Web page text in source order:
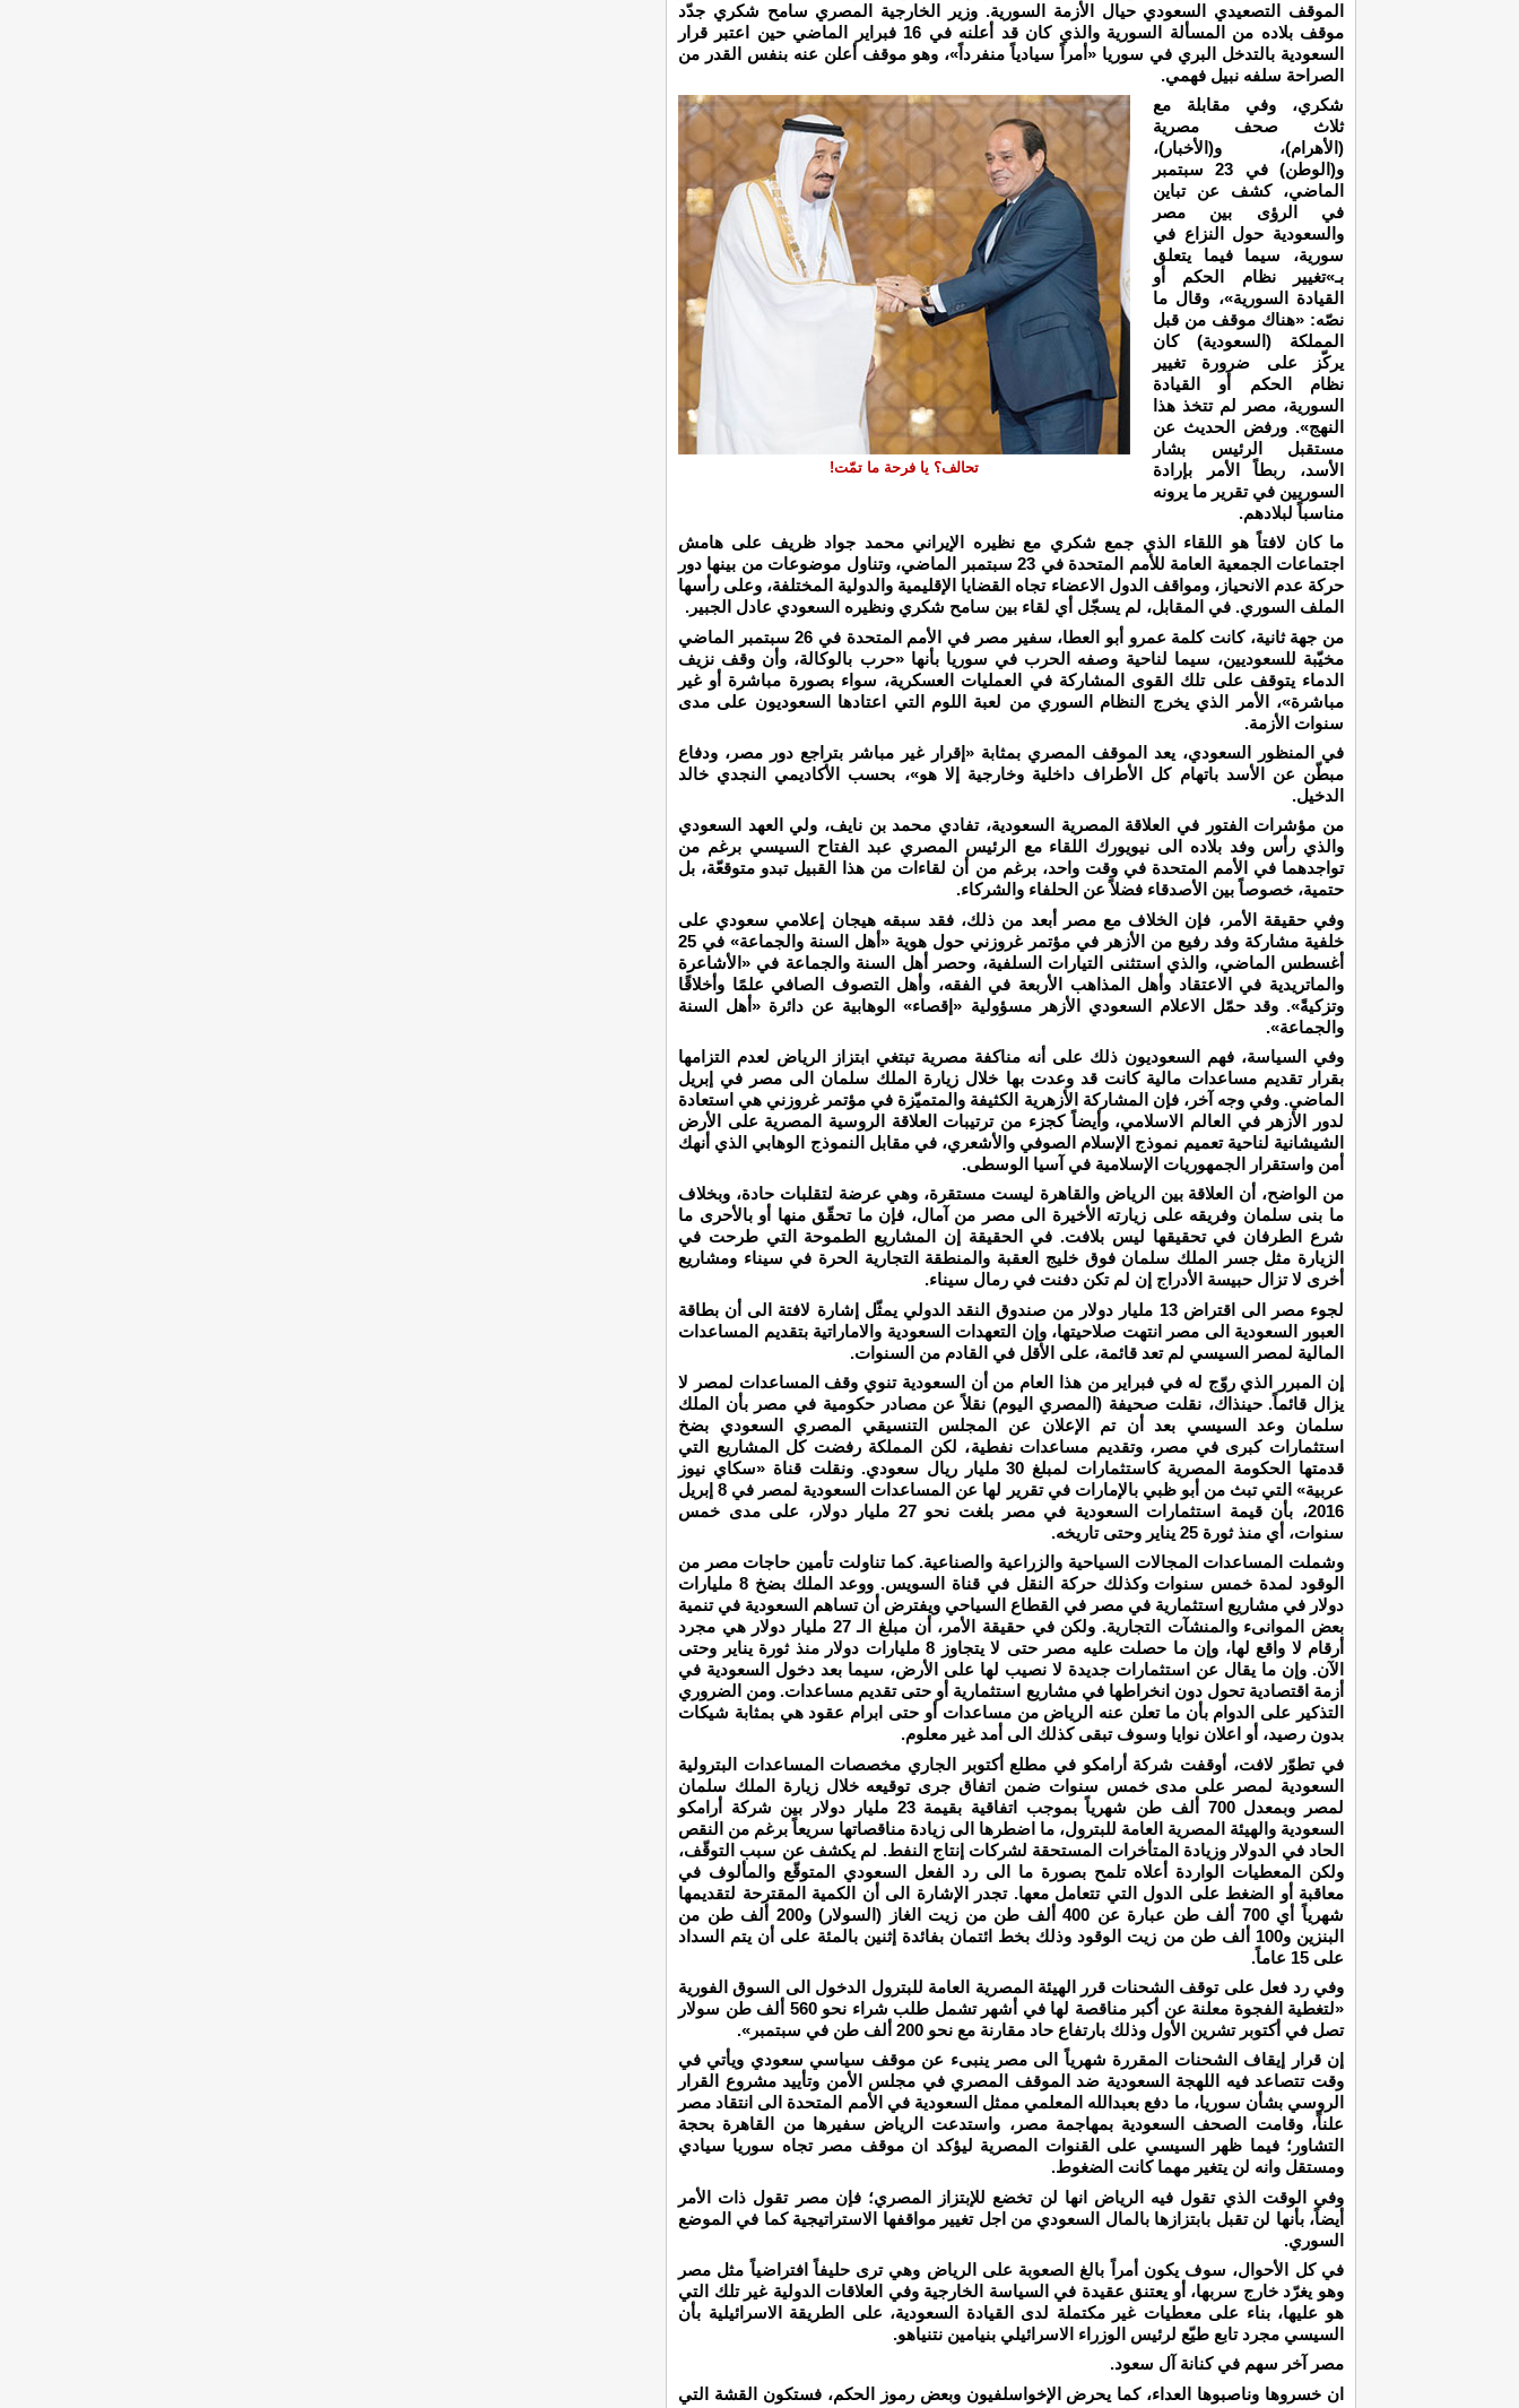
الموقف التصعيدي السعودي حيال الأزمة السورية. وزير الخارجية المصري سامح شكري جدّد
موقف بلاده من المسألة السورية والذي كان قد أعلنه في 16 فبراير الماضي حين اعتبر قرار
السعودية بالتدخل البري في سوريا «أمراً سيادياً منفرداً»، وهو موقف أعلن عنه بنفس القدر من
الصراحة سلفه نبيل فهمي.
تحالف؟ يا فرحة ما تمّت!
شكري، وفي مقابلة مع
ثلاث صحف مصرية
(الأهرام)، و(الأخبار)،
و(الوطن) في 23 سبتمبر
الماضي، كشف عن تباين
في الرؤى بين مصر
والسعودية حول النزاع في
سورية، سيما فيما يتعلق
بـ»تغيير نظام الحكم أو
القيادة السورية»، وقال ما
نصّه: «هناك موقف من قبل
المملكة (السعودية) كان
يركّز على ضرورة تغيير
نظام الحكم أو القيادة
السورية، مصر لم تتخذ هذا
النهج». ورفض الحديث عن
مستقبل الرئيس بشار
الأسد، ربطاً الأمر بإرادة
السوريين في تقرير ما يرونه
مناسباً لبلادهم.
ما كان لافتاً هو اللقاء الذي جمع شكري مع نظيره الإيراني محمد جواد ظريف على هامش
اجتماعات الجمعية العامة للأمم المتحدة في 23 سبتمبر الماضي، وتناول موضوعات من بينها دور
حركة عدم الانحياز، ومواقف الدول الاعضاء تجاه القضايا الإقليمية والدولية المختلفة، وعلى رأسها
الملف السوري. في المقابل، لم يسجّل أي لقاء بين سامح شكري ونظيره السعودي عادل الجبير.
من جهة ثانية، كانت كلمة عمرو أبو العطا، سفير مصر في الأمم المتحدة في 26 سبتمبر الماضي
مخيّبة للسعوديين، سيما لناحية وصفه الحرب في سوريا بأنها «حرب بالوكالة، وأن وقف نزيف
الدماء يتوقف على تلك القوى المشاركة في العمليات العسكرية، سواء بصورة مباشرة أو غير
مباشرة»، الأمر الذي يخرج النظام السوري من لعبة اللوم التي اعتادها السعوديون على مدى
سنوات الأزمة.
في المنظور السعودي، يعد الموقف المصري بمثابة «إقرار غير مباشر بتراجع دور مصر، ودفاع
مبطّن عن الأسد باتهام كل الأطراف داخلية وخارجية إلا هو»، بحسب الأكاديمي النجدي خالد
الدخيل.
من مؤشرات الفتور في العلاقة المصرية السعودية، تفادي محمد بن نايف، ولي العهد السعودي
والذي رأس وفد بلاده الى نيويورك اللقاء مع الرئيس المصري عبد الفتاح السيسي برغم من
تواجدهما في الأمم المتحدة في وقت واحد، برغم من أن لقاءات من هذا القبيل تبدو متوقعّة، بل
حتمية، خصوصاً بين الأصدقاء فضلاً عن الحلفاء والشركاء.
وفي حقيقة الأمر، فإن الخلاف مع مصر أبعد من ذلك، فقد سبقه هيجان إعلامي سعودي على
خلفية مشاركة وفد رفيع من الأزهر في مؤتمر غروزني حول هوية «أهل السنة والجماعة» في 25
أغسطس الماضي، والذي استثنى التيارات السلفية، وحصر أهل السنة والجماعة في «الأشاعرة
والماتريدية في الاعتقاد وأهل المذاهب الأربعة في الفقه، وأهل التصوف الصافي علمًا وأخلاقًا
وتزكيةً». وقد حمّل الاعلام السعودي الأزهر مسؤولية «إقصاء» الوهابية عن دائرة «أهل السنة
والجماعة».
وفي السياسة، فهم السعوديون ذلك على أنه مناكفة مصرية تبتغي ابتزاز الرياض لعدم التزامها
بقرار تقديم مساعدات مالية كانت قد وعدت بها خلال زيارة الملك سلمان الى مصر في إبريل
الماضي. وفي وجه آخر، فإن المشاركة الأزهرية الكثيفة والمتميّزة في مؤتمر غروزني هي استعادة
لدور الأزهر في العالم الاسلامي، وأيضاً كجزء من ترتيبات العلاقة الروسية المصرية على الأرض
الشيشانية لناحية تعميم نموذج الإسلام الصوفي والأشعري، في مقابل النموذج الوهابي الذي أنهك
أمن واستقرار الجمهوريات الإسلامية في آسيا الوسطى.
من الواضح، أن العلاقة بين الرياض والقاهرة ليست مستقرة، وهي عرضة لتقلبات حادة، وبخلاف
ما بنى سلمان وفريقه على زيارته الأخيرة الى مصر من آمال، فإن ما تحقّق منها أو بالأحرى ما
شرع الطرفان في تحقيقها ليس بلافت. في الحقيقة إن المشاريع الطموحة التي طرحت في
الزيارة مثل جسر الملك سلمان فوق خليج العقبة والمنطقة التجارية الحرة في سيناء ومشاريع
أخرى لا تزال حبيسة الأدراج إن لم تكن دفنت في رمال سيناء.
لجوء مصر الى اقتراض 13 مليار دولار من صندوق النقد الدولي يمثّل إشارة لافتة الى أن بطاقة
العبور السعودية الى مصر انتهت صلاحيتها، وإن التعهدات السعودية والاماراتية بتقديم المساعدات
المالية لمصر السيسي لم تعد قائمة، على الأقل في القادم من السنوات.
إن المبرر الذي روّج له في فبراير من هذا العام من أن السعودية تنوي وقف المساعدات لمصر لا
يزال قائماً. حينذاك، نقلت صحيفة (المصري اليوم) نقلاً عن مصادر حكومية في مصر بأن الملك
سلمان وعد السيسي بعد أن تم الإعلان عن المجلس التنسيقي المصري السعودي بضخ
استثمارات كبرى في مصر، وتقديم مساعدات نفطية، لكن المملكة رفضت كل المشاريع التي
قدمتها الحكومة المصرية كاستثمارات لمبلغ 30 مليار ريال سعودي. ونقلت قناة «سكاي نيوز
عربية» التي تبث من أبو ظبي بالإمارات في تقرير لها عن المساعدات السعودية لمصر في 8 إبريل
2016، بأن قيمة استثمارات السعودية في مصر بلغت نحو 27 مليار دولار، على مدى خمس
سنوات، أي منذ ثورة 25 يناير وحتى تاريخه.
وشملت المساعدات المجالات السياحية والزراعية والصناعية. كما تناولت تأمين حاجات مصر من
الوقود لمدة خمس سنوات وكذلك حركة النقل في قناة السويس. ووعد الملك بضخ 8 مليارات
دولار في مشاريع استثمارية في مصر في القطاع السياحي ويفترض أن تساهم السعودية في تنمية
بعض الموانىء والمنشآت التجارية. ولكن في حقيقة الأمر، أن مبلغ الـ 27 مليار دولار هي مجرد
أرقام لا واقع لها، وإن ما حصلت عليه مصر حتى لا يتجاوز 8 مليارات دولار منذ ثورة يناير وحتى
الآن. وإن ما يقال عن استثمارات جديدة لا نصيب لها على الأرض، سيما بعد دخول السعودية في
أزمة اقتصادية تحول دون انخراطها في مشاريع استثمارية أو حتى تقديم مساعدات. ومن الضروري
التذكير على الدوام بأن ما تعلن عنه الرياض من مساعدات أو حتى ابرام عقود هي بمثابة شيكات
بدون رصيد، أو اعلان نوايا وسوف تبقى كذلك الى أمد غير معلوم.
في تطوّر لافت، أوقفت شركة أرامكو في مطلع أكتوبر الجاري مخصصات المساعدات البترولية
السعودية لمصر على مدى خمس سنوات ضمن اتفاق جرى توقيعه خلال زيارة الملك سلمان
لمصر وبمعدل 700 ألف طن شهرياً بموجب اتفاقية بقيمة 23 مليار دولار بين شركة أرامكو
السعودية والهيئة المصرية العامة للبترول، ما اضطرها الى زيادة مناقصاتها سريعاً برغم من النقص
الحاد في الدولار وزيادة المتأخرات المستحقة لشركات إنتاج النفط. لم يكشف عن سبب التوقّف،
ولكن المعطيات الواردة أعلاه تلمح بصورة ما الى رد الفعل السعودي المتوقّع والمألوف في
معاقبة أو الضغط على الدول التي تتعامل معها. تجدر الإشارة الى أن الكمية المقترحة لتقديمها
شهرياً أي 700 ألف طن عبارة عن 400 ألف طن من زيت الغاز (السولار) و200 ألف طن من
البنزين و100 ألف طن من زيت الوقود وذلك بخط ائتمان بفائدة إثنين بالمئة على أن يتم السداد
على 15 عاماً.
وفي رد فعل على توقف الشحنات قرر الهيئة المصرية العامة للبترول الدخول الى السوق الفورية
«لتغطية الفجوة معلنة عن أكبر مناقصة لها في أشهر تشمل طلب شراء نحو 560 ألف طن سولار
تصل في أكتوبر تشرين الأول وذلك بارتفاع حاد مقارنة مع نحو 200 ألف طن في سبتمبر».
إن قرار إيقاف الشحنات المقررة شهرياً الى مصر ينبىء عن موقف سياسي سعودي ويأتي في
وقت تتصاعد فيه اللهجة السعودية ضد الموقف المصري في مجلس الأمن وتأييد مشروع القرار
الروسي بشأن سوريا، ما دفع بعبدالله المعلمي ممثل السعودية في الأمم المتحدة الى انتقاد مصر
علناً، وقامت الصحف السعودية بمهاجمة مصر، واستدعت الرياض سفيرها من القاهرة بحجة
التشاور؛ فيما ظهر السيسي على القنوات المصرية ليؤكد ان موقف مصر تجاه سوريا سيادي
ومستقل وانه لن يتغير مهما كانت الضغوط.
وفي الوقت الذي تقول فيه الرياض انها لن تخضع للإبتزاز المصري؛ فإن مصر تقول ذات الأمر
أيضاً، بأنها لن تقبل بابتزازها بالمال السعودي من اجل تغيير مواقفها الاستراتيجية كما في الموضع
السوري.
في كل الأحوال، سوف يكون أمراً بالغ الصعوبة على الرياض وهي ترى حليفاً افتراضياً مثل مصر
وهو يغرّد خارج سربها، أو يعتنق عقيدة في السياسة الخارجية وفي العلاقات الدولية غير تلك التي
هو عليها، بناء على معطيات غير مكتملة لدى القيادة السعودية، على الطريقة الاسرائيلية بأن
السيسي مجرد تابع طيّع لرئيس الوزراء الاسرائيلي بنيامين نتنياهو.
مصر آخر سهم في كنانة آل سعود.
ان خسروها وناصبوها العداء، كما يحرض الإخواسلفيون وبعض رموز الحكم، فستكون القشة التي